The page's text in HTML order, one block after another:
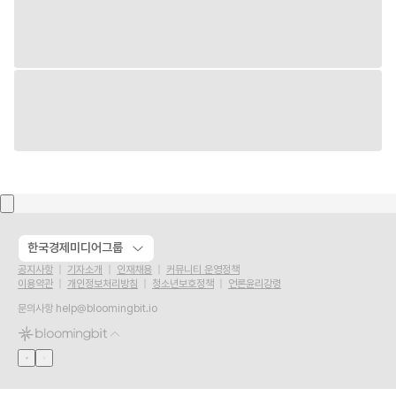
한국경제미디어그룹
공지사항 기자소개 인재채용
커뮤니티 운영정책
이용약관
개인정보처리방침 청소년보호정책
언론윤리강령
문의사항 help@bloomingbit.io